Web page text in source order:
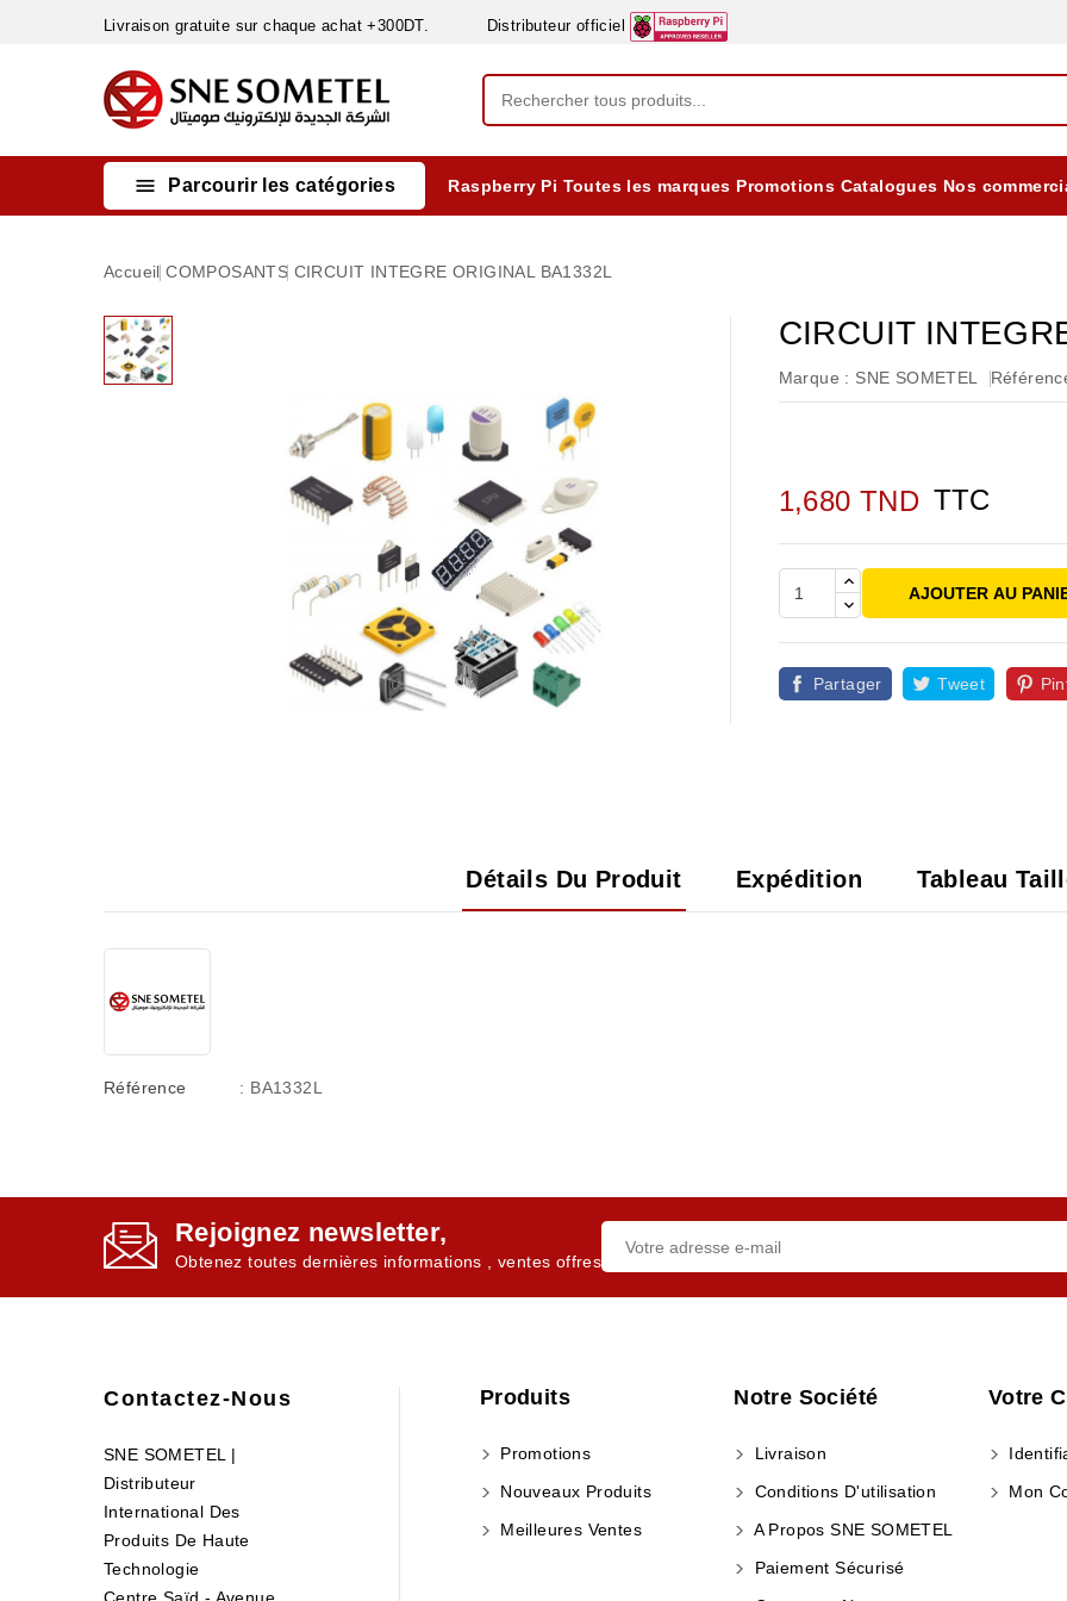
Livraison gratuite sur chaque achat +300DT. Distributeur officiel
 Parcourir les catégories Raspberry Pi Toutes les marques Promotions Catalogues Nos
Accueil COMPOSANTS CIRCUIT INTEGRE ORIGINAL BA1332L
CIRCUIT
Marque : SNE SOMETEL
1,680 TND TTC
AJOUTER AU
Partager Tweet
Détails Du Produit Expédition Tableau
Référence : BA1332L
Rejoignez newsletter,
Obtenez toutes dernières informations , ventes offres
Contactez-Nous
SNE SOMETEL |
Distributeur
International Des
Produits De Haute
Technologie
Produits
Promotions
Nouveaux Produits
Meilleures Ventes
Notre Société
Livraison
Conditions D'utilisation
A Propos SNE SOMETEL
Paiement Sécurisé
Votre
Mon